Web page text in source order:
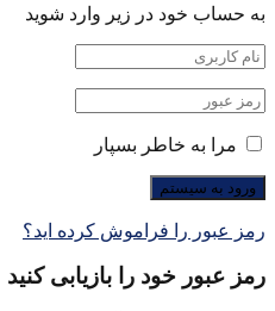
به حساب خود در زیر وارد شوید
مرا به خاطر بسپار
رمز عبور را فراموش کرده اید؟
رمز عبور خود را بازیابی کنید